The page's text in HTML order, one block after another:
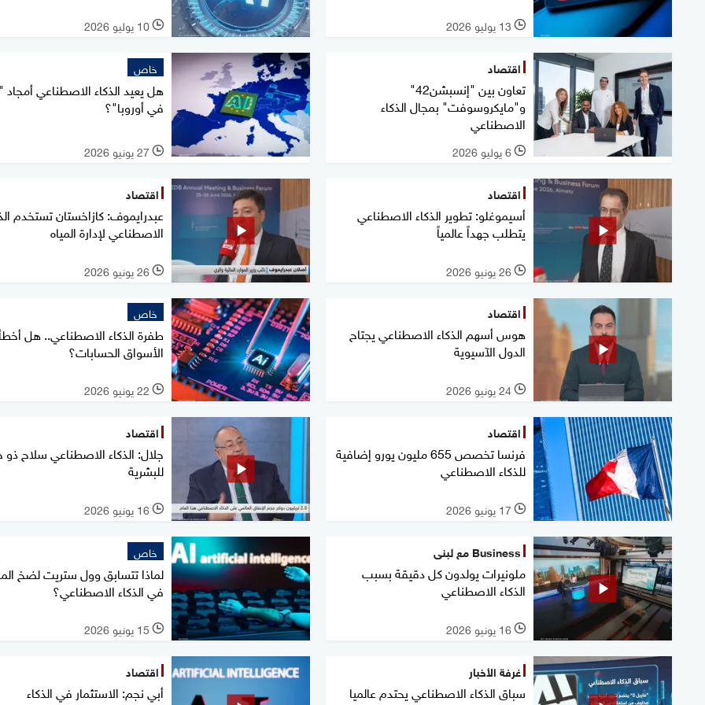
l 13 يوليو 2026 l 10 يوليو 2026
اقتصاد
تعاون بين "إنسبشن42"
و"مايكروسوفت" بمجال الذكاء
الاصطناعي
l 6 يوليو 2026
خاص
هل يعيد الذكاء الاصطناعي
في أوروبا"؟
l 27 يونيو 2026
اقتصاد
أسيموغلو: تطوير الذكاء الاصطناعي
يتطلب جهداً عالمياً
l 26 يونيو 2026
اقتصاد
عبدرايموف: كازاخستان تستخدم
الاصطناعي لإدارة المياه
l 26 يونيو 2026
اقتصاد
هوس أسهم الذكاء الاصطناعي يجتاح
الدول الآسيوية
l 24 يونيو 2026
خاص
طفرة الذكاء الاصطناعي.. هل
الأسواق الحسابات؟
l 22 يونيو 2026
اقتصاد
فرنسا تخصص 655 مليون يورو إضافية
للذكاء الاصطناعي
l 17 يونيو 2026
اقتصاد
جلال: الذكاء الاصطناعي سلاح
للبشرية
l 16 يونيو 2026
Business مع لبنى
ملونيرات يولدون كل دقيقة بسبب
الذكاء الاصطناعي
l 16 يونيو 2026
خاص
لماذا تتسابق وول ستريت لضخ
في الذكاء الاصطناعي؟
l 15 يونيو 2026
غرفة الأخبار
سباق الذكاء الاصطناعي يحتدم عالميا
اقتصاد
أبي نجم: الاستثمار في الذكاء